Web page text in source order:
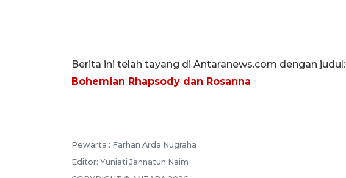
Berita ini telah tayang di Antaranews.com dengan judul:
Bohemian Rhapsody dan Rosanna
Pewarta : Farhan Arda Nugraha
Editor: Yuniati Jannatun Naim